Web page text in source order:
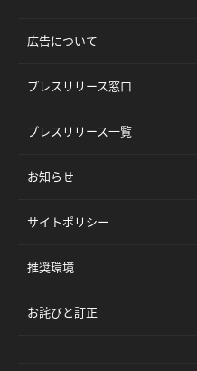
広告について
プレスリリース窓口
プレスリリース一覧
お知らせ
サイトポリシー
推奨環境
お詫びと訂正